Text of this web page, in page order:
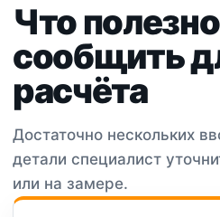
Что полезно
сообщить
расчёта
Достаточно нескольких
детали специалист
или на замере.